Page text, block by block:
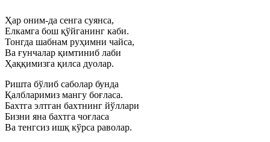
Ҳар оним-да сенга суянса,
Елкамга бош қўйганинг каби.
Тонгда шабнам руҳимни чайса,
Ва ғунчалар қимтиниб лаби
Ҳаққимизга қилса дуолар.
Ришта бўлиб саболар бунда
Қалбларимиз мангу боғласа.
Бахтга элтган бахтнинг йўллари
Бизни яна бахтга чоғласа
Ва тенгсиз ишқ кўрса раволар.